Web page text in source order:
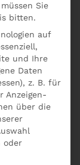
für das
MaRisk
Sie
bitten.
auf
und Ihre
Daten
z. B. für
Anzeigen-
über die
oder